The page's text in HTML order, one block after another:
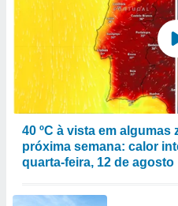
40 ºC à vista em
próxima semana: calor
quarta-feira, 12 de agosto